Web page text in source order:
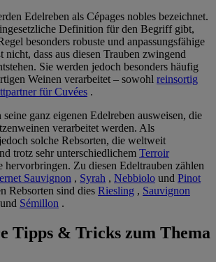
Edelreben als Cépages nobles bezeichnet.
Definition für den Begriff gibt,
besonders robuste und anpassungsfähige
nicht, dass aus diesen Trauben zwingend
Sie werden jedoch besonders häufig
Weinen verarbeitet – sowohl reinsortig
für Cuvées .
ganz eigenen Edelreben ausweisen, die
verarbeitet werden. Als
solche Rebsorten, die weltweit
trotz sehr unterschiedlichem Terroir
hervorbringen. Zu diesen Edeltrauben zählen
Sauvignon , Syrah , Nebbiolo und Pinot
Rebsorten sind dies Riesling , Sauvignon
und Sémillon .
Tipps & Tricks zum Thema